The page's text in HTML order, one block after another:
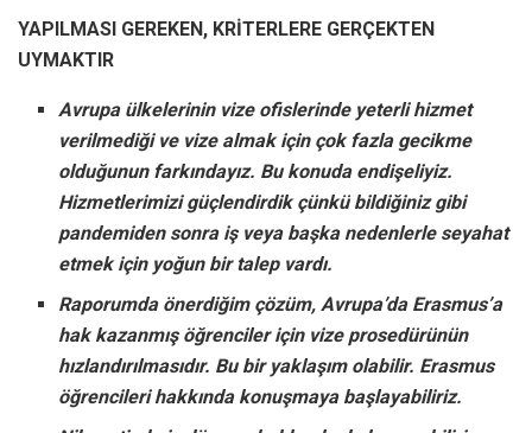
YAPILMASI GEREKEN, KRİTERLERE GERÇEKTEN
UYMAKTIR
Avrupa ülkelerinin vize ofislerinde yeterli hizmet
verilmediği ve vize almak için çok fazla gecikme
olduğunun farkındayız. Bu konuda endişeliyiz.
Hizmetlerimizi güçlendirdik çünkü bildiğiniz gibi
pandemiden sonra iş veya başka nedenlerle seyahat
etmek için yoğun bir talep vardı.
Raporumda önerdiğim çözüm, Avrupa’da Erasmus’a
hak kazanmış öğrenciler için vize prosedürünün
hızlandırılmasıdır. Bu bir yaklaşım olabilir. Erasmus
öğrencileri hakkında konuşmaya başlayabiliriz.